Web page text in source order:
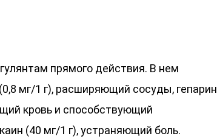
прямого действия. В нем
мг/1 г), расширяющий сосуды, гепарин
кровь и способствующий
(40 мг/1 г), устраняющий боль.